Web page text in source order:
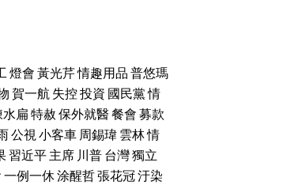
燈會黃光芹情趣用品普悠瑪
賀一航失控投資 國民黨情
水扁特赦保外就醫餐會募款
公視小客車周錫瑋雲林情
習近平主席 川普台灣獨立
一例一休涂醒哲張花冠汙染